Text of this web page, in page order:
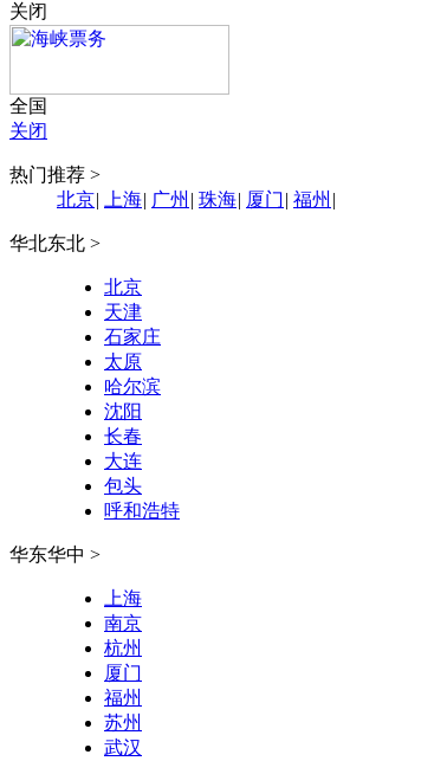
关闭
全国
关闭
热门推荐 >
北京| 上海| 广州 | 珠海| 厦门 | 福州 |
华北东北 >
北京
天津
石家庄
太原
哈尔滨
沈阳
长春
大连
包头
呼和浩特
华东华中 >
上海
南京
杭州
厦门
福州
苏州
武汉